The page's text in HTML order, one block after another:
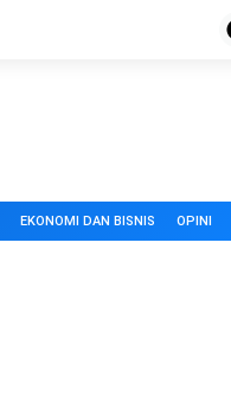
EKONOMI DAN BISNIS OPINI